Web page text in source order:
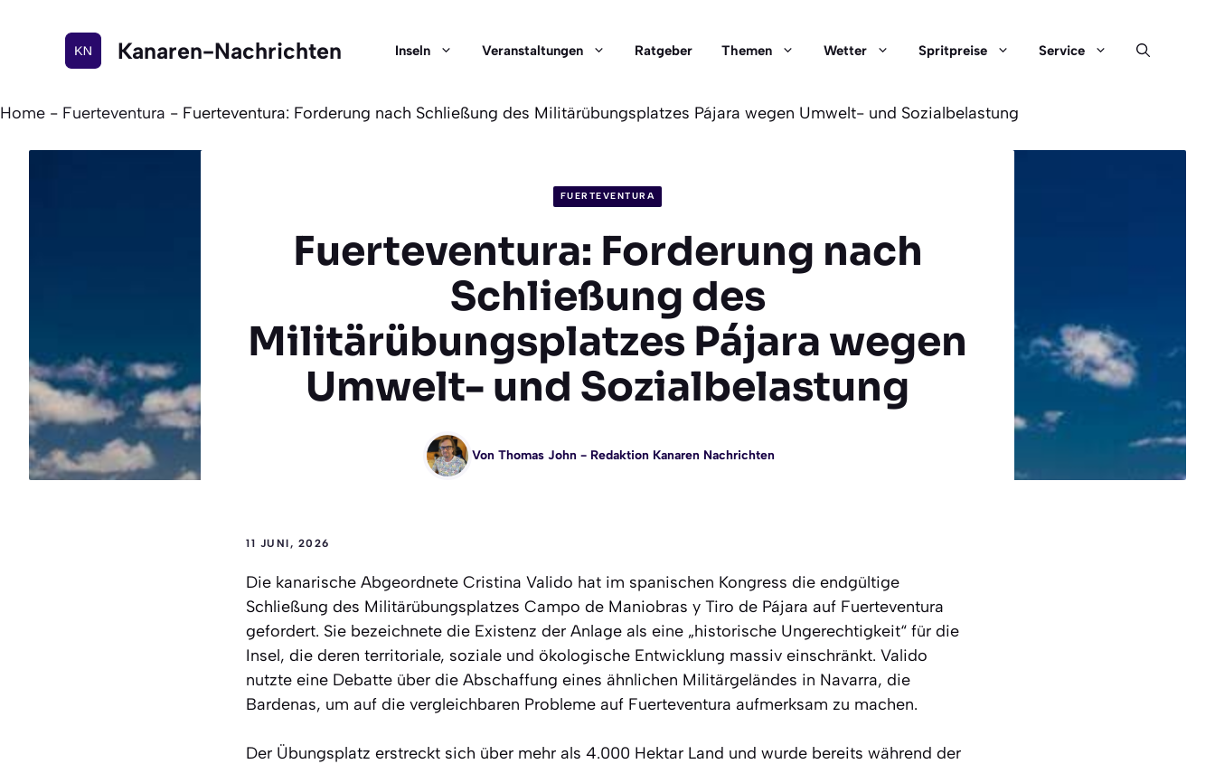
Kanaren-Nachrichten Inseln Veranstaltungen Ratgeber Themen Wetter Spritpreise Service
Home - Fuerteventura - Fuerteventura: Forderung nach Schließung des Militärübungsplatzes Pájara wegen Umwelt- und Sozialbelastung
FUERTEVENTURA
Fuerteventura: Forderung nach
Schließung des
Militärübungsplatzes Pájara wegen
Umwelt- und Sozialbelastung
Von Thomas John- Redaktion Kanaren Nachrichten
11 JUNI, 2026
Die kanarische Abgeordnete Cristina Valido hat im spanischen Kongress die endgültige
Schließung des Militärübungsplatzes Campo de Maniobras y Tiro de Pájara auf Fuerteventura
gefordert. Sie bezeichnete die Existenz der Anlage als eine „historische Ungerechtigkeit“ für die
Insel, die deren territoriale, soziale und ökologische Entwicklung massiv einschränkt. Valido
nutzte eine Debatte über die Abschaffung eines ähnlichen Militärgeländes in Navarra, die
Bardenas, um auf die vergleichbaren Probleme auf Fuerteventura aufmerksam zu machen.
Der Übungsplatz erstreckt sich über mehr als 4.000 Hektar Land und wurde bereits während der